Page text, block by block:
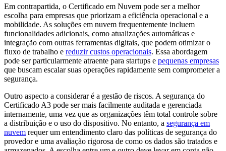
Em contrapartida, o Certificado em Nuvem pode ser a melhor
escolha para empresas que priorizam a eficiência operacional e a
mobilidade. As soluções em nuvem frequentemente incluem
funcionalidades adicionais, como atualizações automáticas e
integração com outras ferramentas digitais, que podem otimizar o
fluxo de trabalho e reduzir custos operacionais. Essa abordagem
pode ser particularmente atraente para startups e pequenas empresas
que buscam escalar suas operações rapidamente sem comprometer a
segurança.
Outro aspecto a considerar é a gestão de riscos. A segurança do
Certificado A3 pode ser mais facilmente auditada e gerenciada
internamente, uma vez que as organizações têm total controle sobre
a distribuição e o uso do dispositivo. No entanto, a segurança em
nuvem requer um entendimento claro das políticas de segurança do
provedor e uma avaliação rigorosa de como os dados são tratados e